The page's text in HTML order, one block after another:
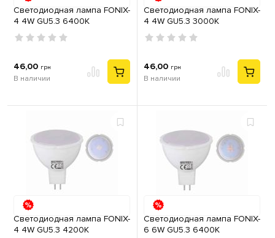
Светодиодная лампа FONIX-
4 4W GU5.3 6400К
46,00 грн
В наличии
Cветодиодная лампа FONIX-
4 4W GU5.3 3000К
46,00 грн
В наличии
Светодиодная лампа FONIX-
4 4W GU5.3 4200К
Светодиодная лампа FONIX-
6 6W GU5.3 6400К